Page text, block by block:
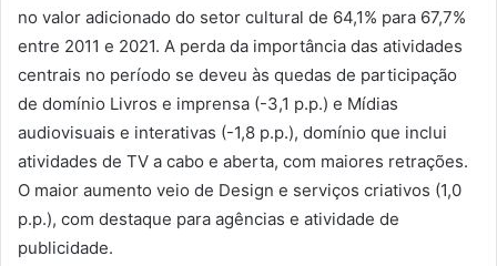
no valor adicionado do setor cultural de 64,1% para 67,7%
entre 2011 e 2021. A perda da importância das atividades
centrais no período se deveu às quedas de participação
de domínio Livros e imprensa (-3,1 p.p.) e Mídias
audiovisuais e interativas (-1,8 p.p.), domínio que inclui
atividades de TV a cabo e aberta, com maiores retrações.
O maior aumento veio de Design e serviços criativos (1,0
p.p.), com destaque para agências e atividade de
publicidade.